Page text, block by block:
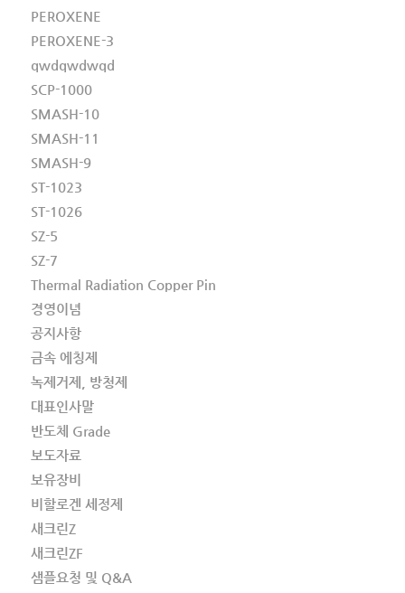
PEROXENE
PEROXENE-3
qwdqwdwqd
SCP-1000
SMASH-10
SMASH-11
SMASH-9
ST-1023
ST-1026
SZ-5
SZ-7
Thermal Radiation Copper Pin
경영이념
공지사항
금속 에칭제
녹제거제, 방청제
대표인사말
반도체 Grade
보도자료
보유장비
비할로겐 세정제
새크린Z
새크린ZF
샘플요청 및 Q&A